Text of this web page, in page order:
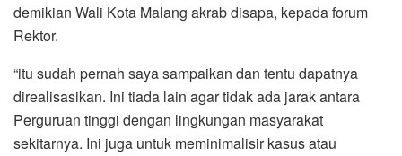
demikian Wali Kota Malang akrab disapa, kepada forum
Rektor.
“itu sudah pernah saya sampaikan dan tentu dapatnya
direalisasikan. Ini tiada lain agar tidak ada jarak antara
Perguruan tinggi dengan lingkungan masyarakat
sekitarnya. Ini juga untuk meminimalisir kasus atau